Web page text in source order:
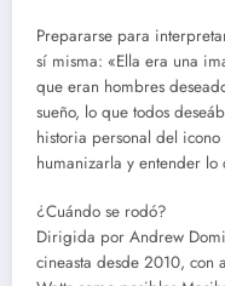
Prepararse para
sí misma: «Ella era una
que eran hombres
sueño, lo que todos
historia personal del
humanizarla y entender lo
¿Cuándo se rodó?
Dirigida por Andrew
cineasta desde 2010, con